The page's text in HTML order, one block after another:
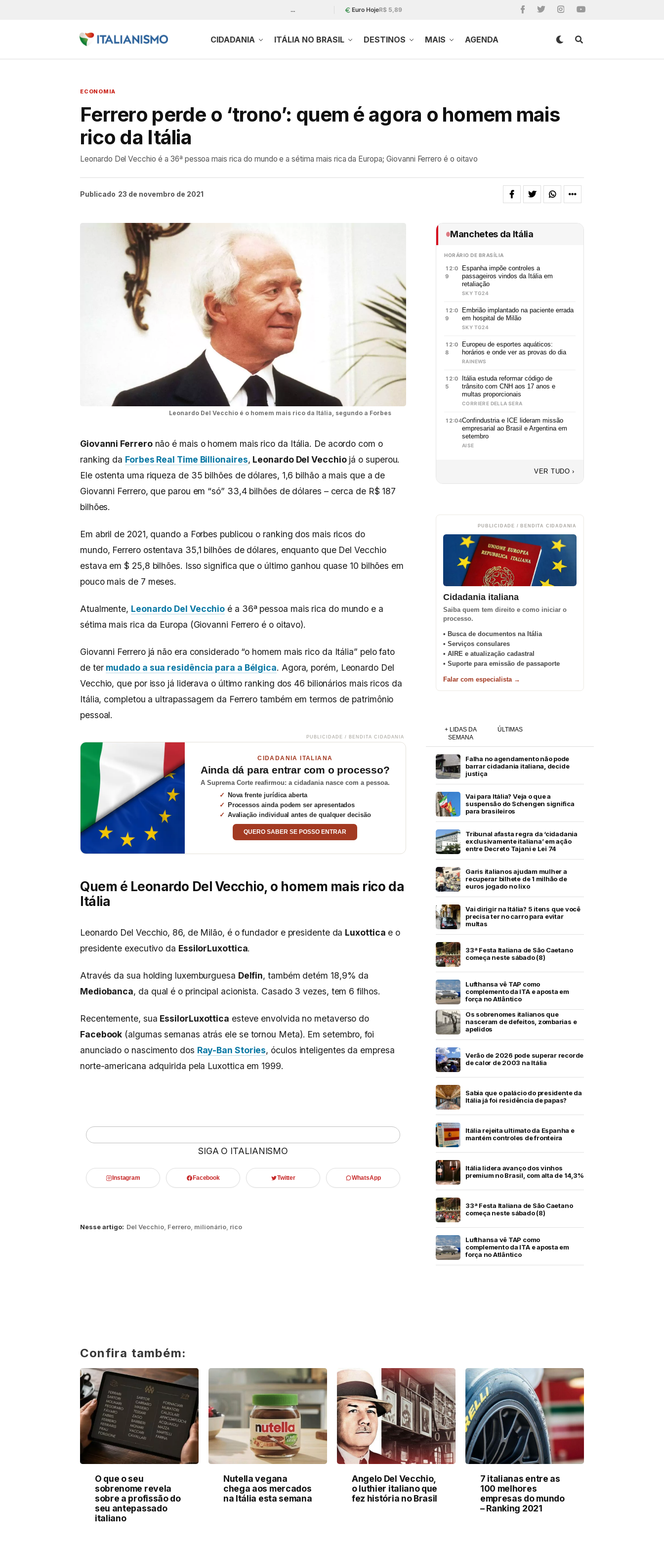
… Euro HojeR$ 5,89
CIDADANIA ITÁLIA NO BRASIL DESTINOS MAIS AGENDA
ECONOMIA
Ferrero perde o ‘trono’: quem é agora o homem mais
rico da Itália
Leonardo Del Vecchio é a 36ª pessoa mais rica do mundo e a sétima mais rica da Europa; Giovanni Ferrero é o oitavo
Publicado 23 de novembro de 2021
Leonardo Del Vecchio é o homem mais rico da Itália, segundo a Forbes
Giovanni Ferreronão é mais o homem mais rico da Itália. De acordo com o
ranking da Forbes Real Time Billionaires, Leonardo Del Vecchiojá o superou.
Ele ostenta uma riqueza de 35 bilhões de dólares, 1,6 bilhão a mais que a de
Giovanni Ferrero, que parou em “só” 33,4 bilhões de dólares – cerca de R$ 187
bilhões.
Em abril de 2021, quando a Forbes publicou o ranking dos mais ricos do
mundo, Ferrero ostentava 35,1 bilhões de dólares, enquanto que Del Vecchio
estava em $ 25,8 bilhões. Isso significa que o último ganhou quase 10 bilhões em
pouco mais de 7 meses.
Atualmente, Leonardo Del Vecchio é a 36ª pessoa mais rica do mundo e a
sétima mais rica da Europa (Giovanni Ferrero é o oitavo).
Giovanni Ferrero já não era considerado “o homem mais rico da Itália” pelo fato
de ter mudado a sua residência para a Bélgica. Agora, porém, Leonardo Del
Vecchio, que por isso já liderava o último ranking dos 46 bilionários mais ricos da
Itália, completou a ultrapassagem da Ferrero também em termos de patrimônio
pessoal.
PUBLICIDADE / BENDITA CIDADANIA
CIDADANIA ITALIANA
Ainda dá para entrar com o processo?
A Suprema Corte reafirmou: a cidadania nasce com a pessoa.
Nova frente jurídica aberta
Processos ainda podem ser apresentados
Avaliação individual antes de qualquer decisão
QUERO SABER SE POSSO ENTRAR
Quem é Leonardo Del Vecchio, o homem mais rico da
Itália
Leonardo Del Vecchio, 86, de Milão, é o fundador e presidente da Luxottica e o
presidente executivo da EssilorLuxottica.
Através da sua holding luxemburguesa Delfin, também detém 18,9% da
Mediobanca, da qual é o principal acionista. Casado 3 vezes, tem 6 filhos.
Recentemente, sua EssilorLuxottica esteve envolvida no metaverso do
Facebook (algumas semanas atrás ele se tornou Meta). Em setembro, foi
anunciado o nascimento dos Ray-Ban Stories, óculos inteligentes da empresa
norte-americana adquirida pela Luxottica em 1999.
SIGA O ITALIANISMO
Instagram Facebook Twitter WhatsApp
Nesse artigo: Del Vecchio, Ferrero, milionário, rico
Manchetes da Itália
HORÁRIO DE BRASÍLIA
12:0
9
Espanha impõe controles a
passageiros vindos da Itália em
retaliação
SKY TG24
12:0
9
Embrião implantado na paciente errada
em hospital de Milão
SKY TG24
12:0
8
Europeu de esportes aquáticos:
horários e onde ver as provas do dia
RAINEWS
12:0
5
Itália estuda reformar código de
trânsito com CNH aos 17 anos e
multas proporcionais
CORRIERE DELLA SERA
12:04Confindustria e ICE lideram missão
empresarial ao Brasil e Argentina em
setembro
AISE
VER TUDO ›
PUBLICIDADE / BENDITA CIDADANIA
Cidadania italiana
Saiba quem tem direito e como iniciar o
processo.
• Busca de documentos na Itália
• Serviços consulares
• AIRE e atualização cadastral
• Suporte para emissão de passaporte
Falar com especialista →
+ LIDAS DA
SEMANA
ÚLTIMAS
Falha no agendamento não pode
barrar cidadania italiana, decide
justiça
Vai para Itália? Veja o que a
suspensão do Schengen significa
para brasileiros
Tribunal afasta regra da ‘cidadania
exclusivamente italiana’ em ação
entre Decreto Tajani e Lei 74
Garis italianos ajudam mulher a
recuperar bilhete de 1 milhão de
euros jogado no lixo
Vai dirigir na Itália? 5 itens que você
precisa ter no carro para evitar
multas
33ª Festa Italiana de São Caetano
começa neste sábado (8)
Lufthansa vê TAP como
complemento da ITA e aposta em
força no Atlântico
Os sobrenomes italianos que
nasceram de defeitos, zombarias e
apelidos
Verão de 2026 pode superar recorde
de calor de 2003 na Itália
Sabia que o palácio do presidente da
Itália já foi residência de papas?
Itália rejeita ultimato da Espanha e
mantém controles de fronteira
Itália lidera avanço dos vinhos
premium no Brasil, com alta de 14,3%
33ª Festa Italiana de São Caetano
começa neste sábado (8)
Lufthansa vê TAP como
complemento da ITA e aposta em
força no Atlântico
Confira também:
O que o seu
sobrenome revela
sobre a profissão do
seu antepassado
italiano
Nutella vegana
chega aos mercados
na Itália esta semana
Angelo Del Vecchio,
o luthier italiano que
fez história no Brasil
7 italianas entre as
100 melhores
empresas do mundo
– Ranking 2021